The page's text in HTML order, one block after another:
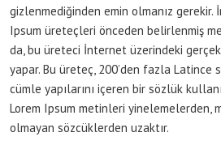
gizlenmediğinden emin olmanız gerekir.
Ipsum üreteçleri önceden belirlenmiş
da, bu üreteci İnternet üzerindeki
yapar. Bu üreteç, 200’den fazla Latince
cümle yapılarını içeren bir sözlük
Lorem Ipsum metinleri yinelemelerden,
olmayan sözcüklerden uzaktır.